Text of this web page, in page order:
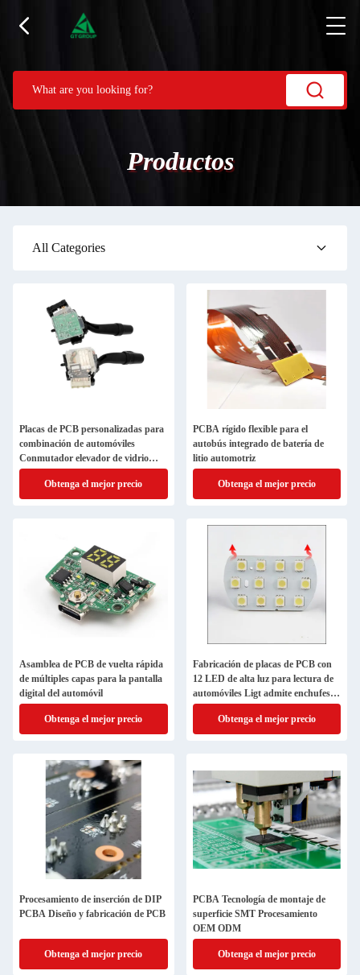
Productos
All Categories
Placas de PCB personalizadas para
combinación de automóviles
Conmutador elevador de vidrio
Conmutador de luz Ventana llave
izquierda delantera del botón
principal de accionamiento
Obtenga el mejor precio
PCBA rígido flexible para el
autobús integrado de batería de
litio automotriz
Obtenga el mejor precio
Asamblea de PCB de vuelta rápida
de múltiples capas para la pantalla
digital del automóvil
Obtenga el mejor precio
Fabricación de placas de PCB con
12 LED de alta luz para lectura de
automóviles Ligt admite enchufes y
carga
Obtenga el mejor precio
Procesamiento de inserción de DIP
PCBA Diseño y fabricación de PCB
Obtenga el mejor precio
PCBA Tecnología de montaje de
superficie SMT Procesamiento
OEM ODM
Obtenga el mejor precio